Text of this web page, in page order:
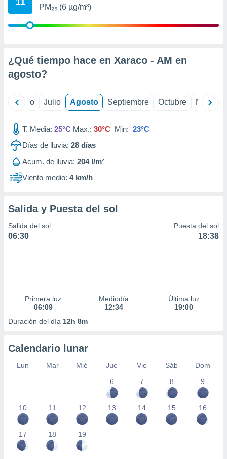
publicidad
1199
PM₂₅ (6 µg/m³)
¿Qué tiempo hace en Xaraco - AM en
agosto?
Junio Julio Agosto Septiembre Octubre
T. Media: 25°C Max.: 30°C Min: 23°C
Días de lluvia: 28 días
Acum. de lluvia: 204 l/m²
Viento medio: 4 km/h
Salida y Puesta del sol
Salida del sol
06:30
Puesta del sol
18:38
Primera luz
06:09
Mediodía
12:34
Última luz
19:00
Duración del día 12h 8m
Calendario lunar
Lun Mar Mié Jue Vie Sáb
Dom
6
7 8 9
10 11 12 13 14 15 16
17 18 19